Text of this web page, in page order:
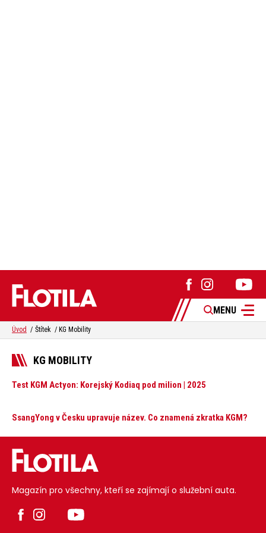
MENU
Úvod Štítek KG Mobility
KG MOBILITY
Test KGM Actyon: Korejský Kodiaq pod milion | 2025
SsangYong v Česku upravuje název. Co znamená zkratka KGM?
Magazín pro všechny, kteří se zajímají o služební auta.